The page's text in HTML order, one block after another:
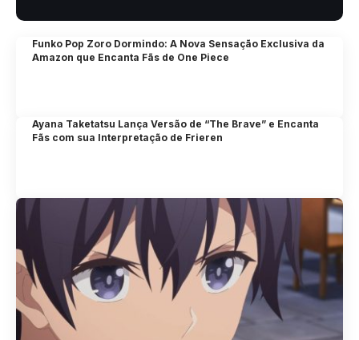
Funko Pop Zoro Dormindo: A Nova Sensação Exclusiva da
Amazon que Encanta Fãs de One Piece
Ayana Taketatsu Lança Versão de “The Brave” e Encanta
Fãs com sua Interpretação de Frieren